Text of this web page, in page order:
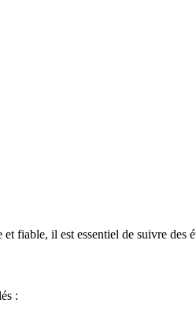
fiable, il est essentiel de suivre des
: